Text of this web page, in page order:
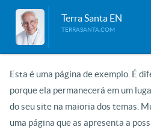
Terra Santa EN
TERRASANTA.COM
Esta é uma página de exemplo. É
porque ela permanecerá em um
do seu site na maioria dos temas.
uma página que as apresenta a